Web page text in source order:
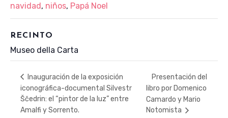
navidad, niños, Papá Noel
RECINTO
Museo della Carta
Inauguración de la exposición
iconográfica-documental Silvestr
Ščedrin: el “pintor de la luz” entre
Amalfi y Sorrento.
Presentación del
libro por Domenico
Camardo y Mario
Notomista